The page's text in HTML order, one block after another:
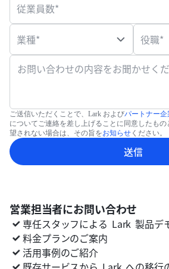
営業担当者にお問い合わせ
専任スタッフによる Lark 製品デ
料金プランのご案内
活用事例のご紹介
従業員数*
業種* 役職*
お問い合わせの内容をお聞かせく
ご送信いただくことで、Lark およびパートナー企
についてご連絡を差し上げることに同意したも
望されない場合は、その旨をお知らせ ください。
送信